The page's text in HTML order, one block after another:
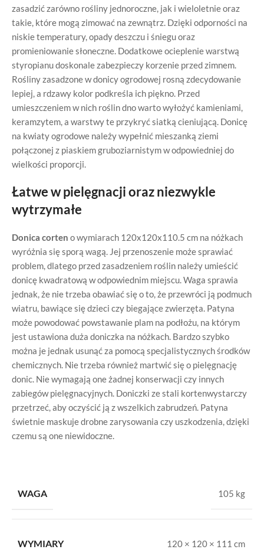
zasadzić zarówno rośliny jednoroczne, jak i wieloletnie oraz
takie, które mogą zimować na zewnątrz. Dzięki odporności na
niskie temperatury, opady deszczu i śniegu oraz
promieniowanie słoneczne. Dodatkowe ocieplenie warstwą
styropianu doskonale zabezpieczy korzenie przed zimnem.
Rośliny zasadzone w donicy ogrodowej rosną zdecydowanie
lepiej, a rdzawy kolor podkreśla ich piękno. Przed
umieszczeniem w nich roślin dno warto wyłożyć kamieniami,
keramzytem, a warstwy te przykryć siatką cieniującą. Donicę
na kwiaty ogrodowe należy wypełnić mieszanką ziemi
połączonej z piaskiem gruboziarnistym w odpowiedniej do
wielkości proporcji.
Łatwe w pielęgnacji oraz niezwykle
wytrzymałe
Donica corten o wymiarach 120x120x110.5 cm na nóżkach
wyróżnia się sporą wagą. Jej przenoszenie może sprawiać
problem, dlatego przed zasadzeniem roślin należy umieścić
donicę kwadratową w odpowiednim miejscu. Waga sprawia
jednak, że nie trzeba obawiać się o to, że przewróci ją podmuch
wiatru, bawiące się dzieci czy biegające zwierzęta. Patyna
może powodować powstawanie plam na podłożu, na którym
jest ustawiona duża doniczka na nóżkach. Bardzo szybko
można je jednak usunąć za pomocą specjalistycznych środków
chemicznych. Nie trzeba również martwić się o pielęgnację
donic. Nie wymagają one żadnej konserwacji czy innych
zabiegów pielęgnacyjnych. Doniczki ze stali kortenwystarczy
przetrzeć, aby oczyścić ją z wszelkich zabrudzeń. Patyna
świetnie maskuje drobne zarysowania czy uszkodzenia, dzięki
czemu są one niewidoczne.
WAGA 105 kg
WYMIARY 120 × 120 × 111 cm